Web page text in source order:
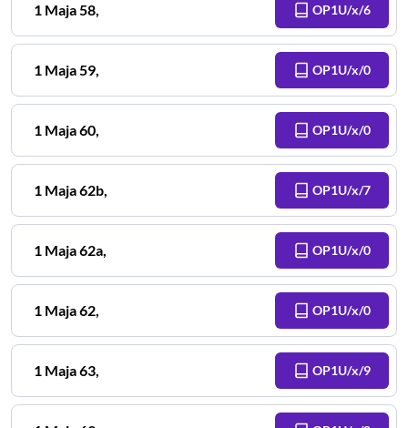
1 Maja58, OP1U/x/6
1 Maja59, OP1U/x/0
1 Maja60, OP1U/x/0
1 Maja62b, OP1U/x/7
1 Maja62a, OP1U/x/0
1 Maja62, OP1U/x/0
1 Maja63, OP1U/x/9